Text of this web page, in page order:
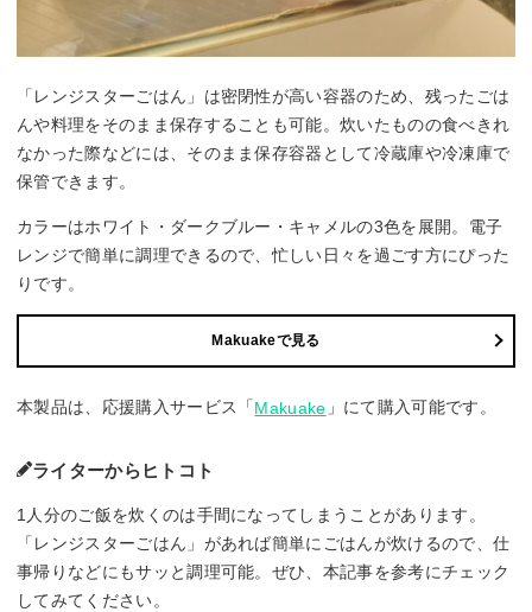
「レンジスターごはん」は密閉性が高い容器のため、残ったごは
んや料理をそのまま保存することも可能。炊いたものの食べきれ
なかった際などには、そのまま保存容器として冷蔵庫や冷凍庫で
保管できます。
カラーはホワイト・ダークブルー・キャメルの3色を展開。電子
レンジで簡単に調理できるので、忙しい日々を過ごす方にぴった
りです。
Makuakeで見る
本製品は、応援購入サービス「Makuake 」にて購入可能です。
ライターからヒトコト
1人分のご飯を炊くのは手間になってしまうことがあります。
「レンジスターごはん」があれば簡単にごはんが炊けるので、仕
事帰りなどにもサッと調理可能。ぜひ、本記事を参考にチェック
してみてください。